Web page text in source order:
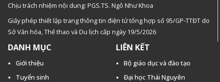
Chịu trách nhiệm nội dung: PGS.TS. Ngô Như Khoa
Giấy phép thiết lập trang thông tin điện tử tổng hợp số 95/GP-TTĐT do
Sở Văn hóa, Thế thao và Du lịch cấp ngày 19/5/2026
DANH MỤC
Giới thiệu
Tuyển sinh
LIÊN KẾT
Bộ giáo dục và đào tạo
Đại học Thái Nguyên